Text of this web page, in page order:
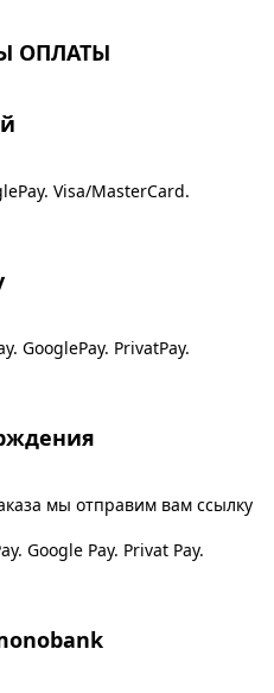
ОПЛАТЫ
Visa/MasterCard.
GooglePay. PrivatPay.
мы отправим вам ссылку
Google Pay. Privat Pay.